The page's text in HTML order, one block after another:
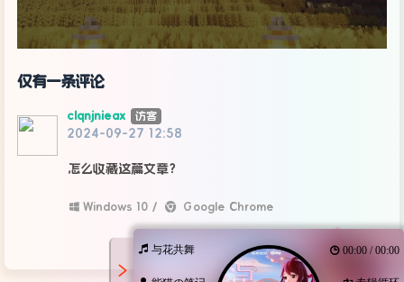
仅有一条评论
clqnjnieax 访客
2024-09-27 12:58
怎么收藏这篇文章？
Windows 10 / Google Chrome
与花共舞 00:00 / 00:00